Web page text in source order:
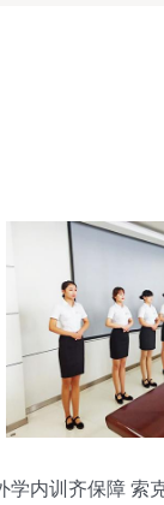
学内训齐保障 索